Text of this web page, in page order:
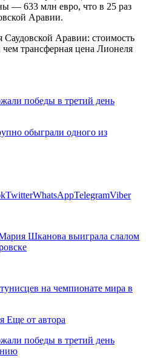
— 633 млн евро, что в 25 раз
Аравии.
победы в третий день
обыграли одного из
TwitterWhatsAppTelegramViber
Шканова выиграла слалом
на чемпионате мира в
Еще от автора
победы в третий день